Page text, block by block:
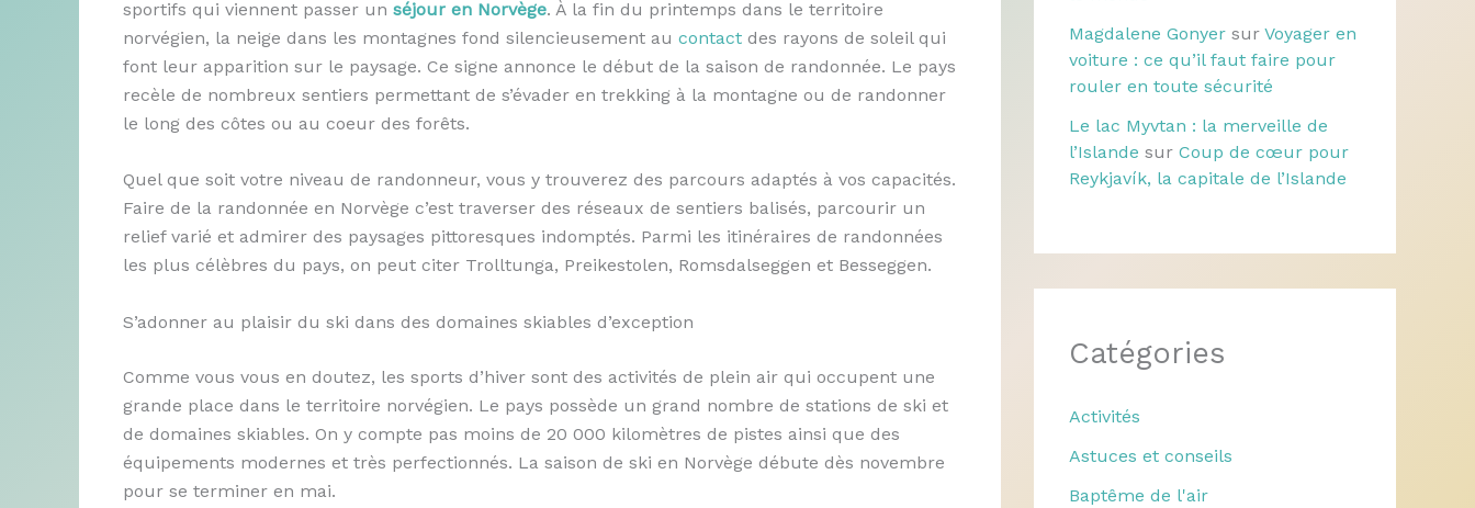
sportifs qui viennent passer un séjour en Norvège. À la fin du printemps dans le territoire
norvégien, la neige dans les montagnes fond silencieusement au contact des rayons de soleil qui
font leur apparition sur le paysage. Ce signe annonce le début de la saison de randonnée. Le pays
recèle de nombreux sentiers permettant de s’évader en trekking à la montagne ou de randonner
le long des côtes ou au coeur des forêts.
Quel que soit votre niveau de randonneur, vous y trouverez des parcours adaptés à vos capacités.
Faire de la randonnée en Norvège c’est traverser des réseaux de sentiers balisés, parcourir un
relief varié et admirer des paysages pittoresques indomptés. Parmi les itinéraires de randonnées
les plus célèbres du pays, on peut citer Trolltunga, Preikestolen, Romsdalseggen et Besseggen.
S’adonner au plaisir du ski dans des domaines skiables d’exception
Comme vous vous en doutez, les sports d’hiver sont des activités de plein air qui occupent une
grande place dans le territoire norvégien. Le pays possède un grand nombre de stations de ski et
de domaines skiables. On y compte pas moins de 20 000 kilomètres de pistes ainsi que des
équipements modernes et très perfectionnés. La saison de ski en Norvège débute dès novembre
pour se terminer en mai.
Magdalene Gonyer sur Voyager en
voiture : ce qu’il faut faire pour
rouler en toute sécurité
Le lac Myvtan : la merveille de
l’Islande sur Coup de cœur pour
Reykjavík, la capitale de l’Islande
Catégories
Activités
Astuces et conseils
Baptême de l'air